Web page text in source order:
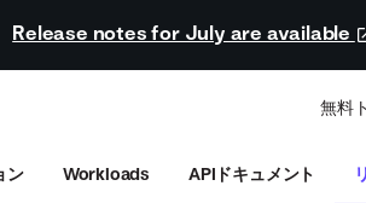
Release notes for July are available
無料
ン Workloads APIドキュメント